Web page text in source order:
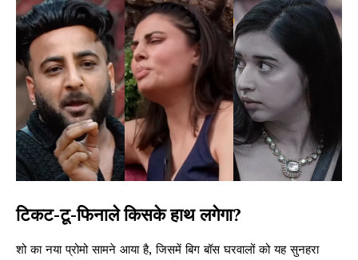
टिकट-टू-फिनाले किसके हाथ लगेगा?
शो का नया प्रोमो सामने आया है, जिसमें बिग बॉस घरवालों को यह सुनहरा